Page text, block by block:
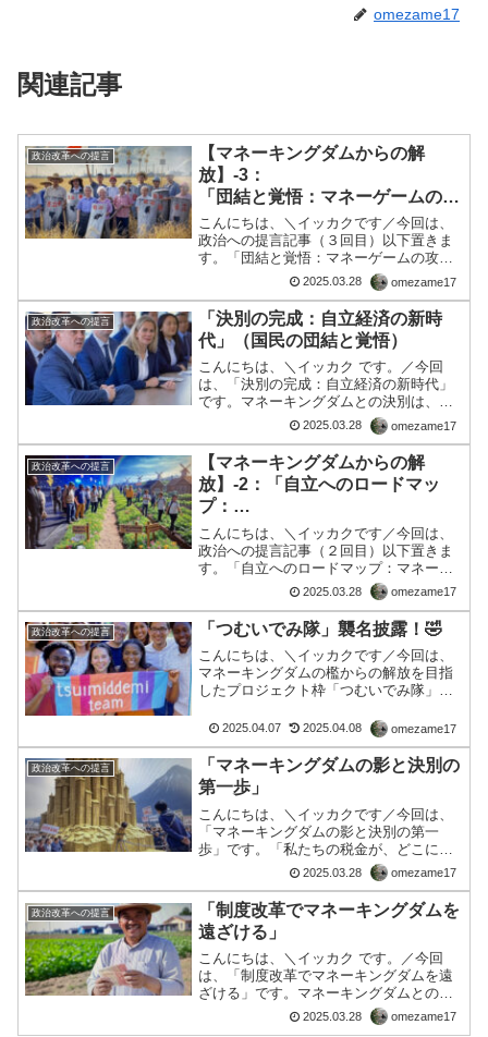
omezame17
関連記事
政治改革への提言
【マネーキングダムからの解
放】-3：
「団結と覚悟：マネーゲームの攻
撃を跳ね返す力」
こんにちは、＼イッカクです／今回は、
政治への提言記事（３回目）以下置きま
す。「団結と覚悟：マネーゲームの攻撃
を跳ね返す力」自立を目指す日本に、国
際金融勢力からの攻撃が来るのは必然で
す。『国債をやめれば円安になる』『グ
ローバル化に逆行して孤立...
2025.03.28 omezame17
政治改革への提言
「決別の完成：自立経済の新時
代」（国民の団結と覚悟）
こんにちは、＼イッカク です。／今回
は、「決別の完成：自立経済の新時代」
です。マネーキングダムとの決別は、長
い旅のゴールです。私利私欲の政治屋と
選挙で選んだ憶えがないエゴ官僚らにマ
ツリゴトを任せてる時代ではありませ
ん。庶民が自ら動いて仕組み...
2025.03.28 omezame17
政治改革への提言
【マネーキングダムからの解
放】-2：「自立へのロードマッ
プ：
マネーゲームから抜け出す具体
策」
こんにちは、＼イッカクです／今回は、
政治への提言記事（２回目）以下置きま
す。「自立へのロードマップ：マネーゲ
ームから抜け出す具体策」マネーゲーム
から抜け出す道は、遠く見えるかもしれ
ません。でも、歩き始めれば見えてくる
ものです。国際金融の暗い...
2025.03.28 omezame17
政治改革への提言 「つむいでみ隊」襲名披露！🤣
こんにちは、＼イッカクです／今回は、
マネーキングダムの檻からの解放を目指
したプロジェクト枠「つむいでみ隊」の
を返上し、改めての名前をつむいでみ隊
に襲名いたしました。何卒、よろしくお
願い申し上げます。では、...
2025.04.07 2025.04.08 omezame17
政治改革への提言
「マネーキングダムの影と決別の
第一歩」
こんにちは、＼イッカクです／今回は、
「マネーキングダムの影と決別の第一
歩」です。「私たちの税金が、どこに消
えているか知っていますか？2025年、国
債の利払いだけで年間10兆円、その1割、
約1兆円が海外投資家に流れています。汗
水垂らして働いた...
2025.03.28 omezame17
政治改革への提言
「制度改革でマネーキングダムを
遠ざける」
こんにちは、＼イッカク です。／今回
は、「制度改革でマネーキングダムを遠
ざける」です。マネーキングダムとの決
別は、一日にしてならず。でも、具体的
な改革を進めれば、道は開けます。国債
2025.03.28 omezame17